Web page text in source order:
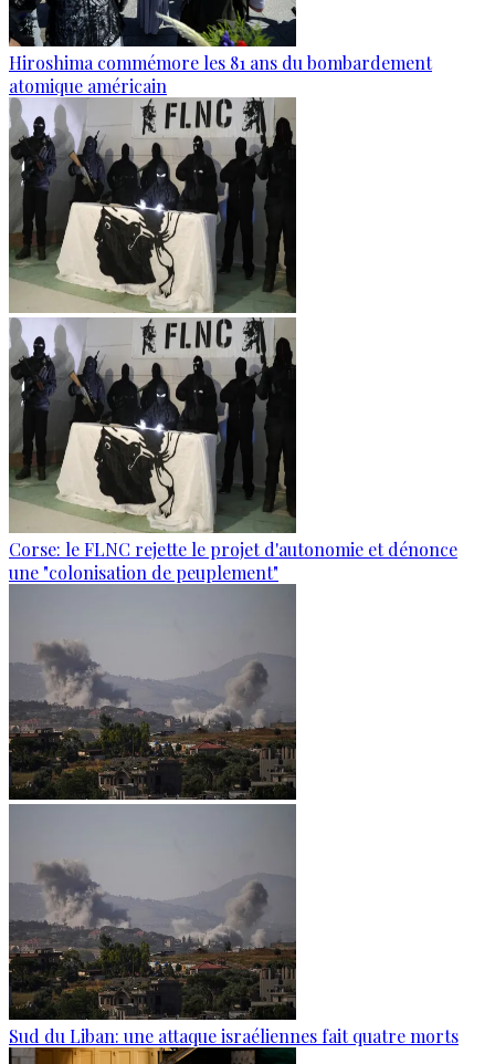
Hiroshima commémore les 81 ans du bombardement
atomique américain
Corse: le FLNC rejette le projet d'autonomie et dénonce
une "colonisation de peuplement"
Sud du Liban: une attaque israéliennes fait quatre morts